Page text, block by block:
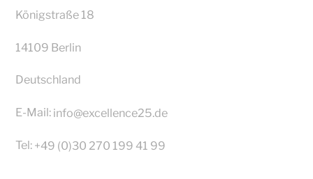
Königstraße 18
14109 Berlin
Deutschland
E-Mail: info@excellence25.de
Tel: +49 (0)30 270 199 41 99